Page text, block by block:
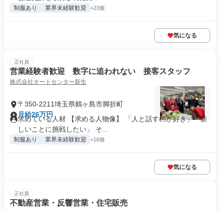
制服あり 業界未経験歓迎 +23個
気になる
正社員
営業経験者歓迎 数字に追われない 接客スタッフ
株式会社オートセンター新生
〒350-2211埼玉県鶴ヶ島市脚折町
月給26万円
求めている人材 【求める人物像】 「人と話すのが好き」「新
しいことに挑戦したい」 そ...
制服あり 業界未経験歓迎 +16個
気になる
正社員
不動産営業・反響営業・住宅販売